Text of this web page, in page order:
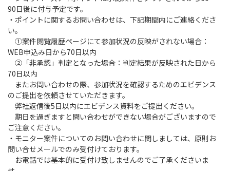
90日後に付与予定です。
・ポイントに関するお問い合わせは、下記期間内にご連絡くださ
い。
①案件閲覧履歴ページにて参加状況の反映がされない場合：
WEB申込み日から70日以内
②「非承認」判定となった場合：判定結果が反映された日から
70日以内
またお問い合わせの際、参加状況を確認するためのエビデンス
のご提出を依頼させていただきます。
弊社返信後5日以内にエビデンス資料をご提出ください。
期日を過ぎますと問い合わせができない場合がございますので
ご注意ください。
・モニター案件についてのお問い合わせに関しましては、原則お
問い合せメールでのみ受付けております。
お電話では基本的に受付け致しませんのでご了承くださいま